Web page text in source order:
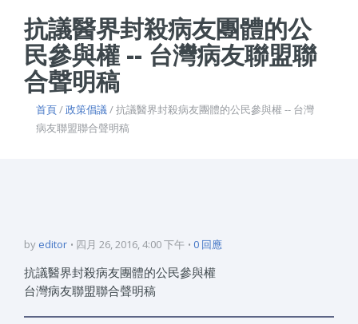
抗議醫界封殺病友團體的公
民參與權 -- 台灣病友聯盟聯
合聲明稿
首頁/政策倡議/ 抗議醫界封殺病友團體的公民參與權 -- 台灣
病友聯盟聯合聲明稿
by editor 四月 26, 2016, 4:00 下午 0 回應
抗議醫界封殺病友團體的公民參與權
台灣病友聯盟聯合聲明稿